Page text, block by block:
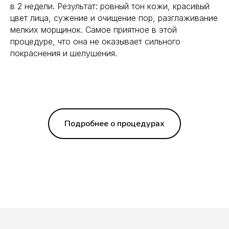
в 2 недели. Результат: ровный тон кожи, красивый
цвет лица, сужение и очищение пор, разглаживание
мелких морщинок. Самое приятное в этой
процедуре, что она не оказывает сильного
покраснения и шелушения.
Подробнее о процедурах